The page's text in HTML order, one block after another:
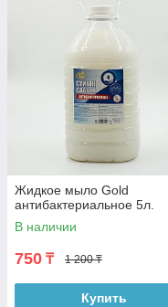
Жидкое мыло Gold
антибактериальное 5л.
В наличии
750 ₸ 1 200 ₸
Купить